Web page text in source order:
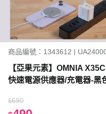
商品編號：1343612 |
【亞果元素】OMNIA
快速電源供應器/充電器-黑
$690